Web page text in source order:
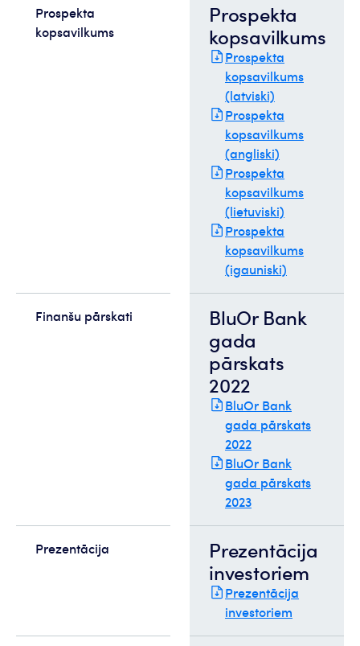
Prospekta
kopsavilkums
Prospekta
kopsavilkums
Prospekta
kopsavilkums
(latviski)
Prospekta
kopsavilkums
(angliski)
Prospekta
kopsavilkums
(lietuviski)
Prospekta
kopsavilkums
(igauniski)
Finanšu pārskati
BluOr Bank
gada
pārskats
2022
BluOr Bank
gada pārskats
2022
BluOr Bank
gada pārskats
2023
Prezentācija
Prezentācija
investoriem
Prezentācija
investoriem